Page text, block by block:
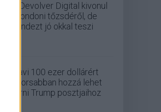
A Devolver Digital kivonul
a londoni tőzsdéről, de
mindezt jó okkal teszi
Havi 100 ezer dollárért
gyorsabban hozzá lehet
férni Trump posztjaihoz